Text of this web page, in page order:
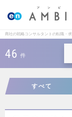
商社の戦略コンサルタントの転職・
46 件
すべて